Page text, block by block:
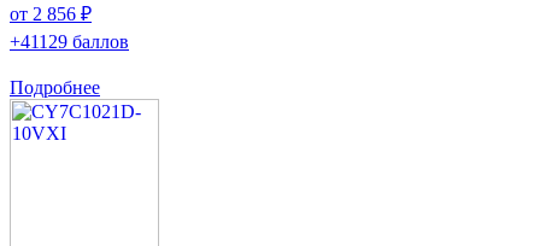
от 2 856 ₽
+41129 баллов
Подробнее